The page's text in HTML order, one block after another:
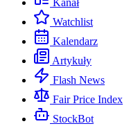
Kanał
Watchlist
Kalendarz
Artykuły
Flash News
Fair Price Index
StockBot